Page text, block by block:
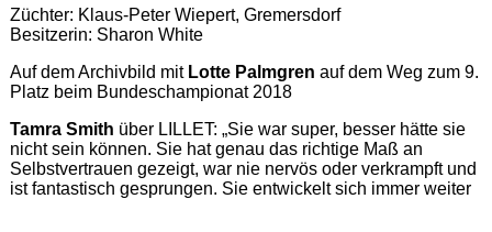
Züchter: Klaus-Peter Wiepert, Gremersdorf
Besitzerin: Sharon White
Auf dem Archivbild mit Lotte Palmgren auf dem Weg zum 9.
Platz beim Bundeschampionat 2018
Tamra Smith über LILLET: „Sie war super, besser hätte sie
nicht sein können. Sie hat genau das richtige Maß an
Selbstvertrauen gezeigt, war nie nervös oder verkrampft und
ist fantastisch gesprungen. Sie entwickelt sich immer weiter